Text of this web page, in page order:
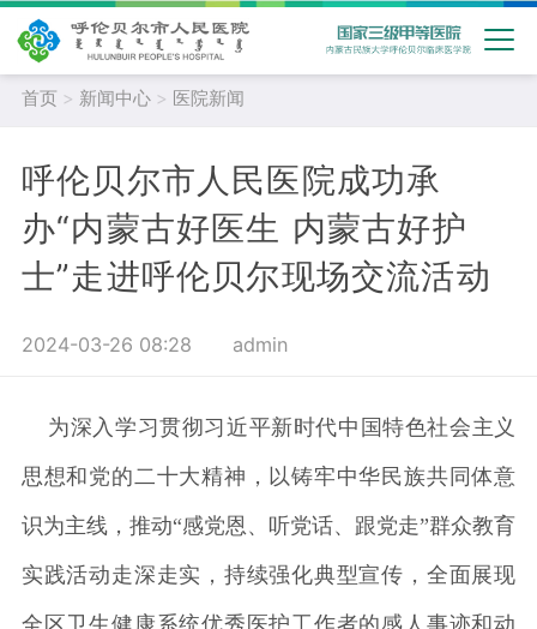
首页 > 新闻中心> 医院新闻
呼伦贝尔市人民医院成功承
办“内蒙古好医生 内蒙古好护
士”走进呼伦贝尔现场交流活动
2024-03-26 08:28 admin
为深入学习贯彻习近平新时代中国特色社会主义
思想和党的二十大精神，以铸牢中华民族共同体意
识为主线，推动“感党恩、听党话、跟党走”群众教育
实践活动走深走实，持续强化典型宣传，全面展现